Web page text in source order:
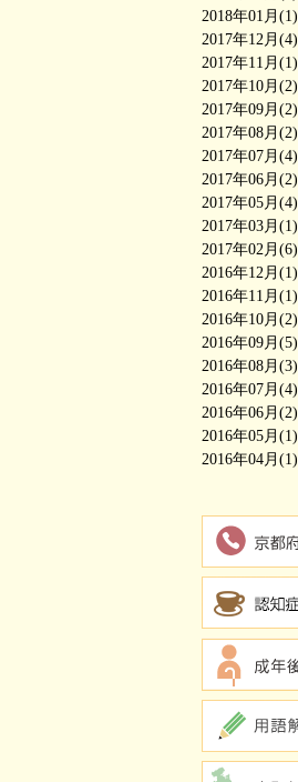
2018年01月(1)
2017年12月(4)
2017年11月(1)
2017年10月(2)
2017年09月(2)
2017年08月(2)
2017年07月(4)
2017年06月(2)
2017年05月(4)
2017年03月(1)
2017年02月(6)
2016年12月(1)
2016年11月(1)
2016年10月(2)
2016年09月(5)
2016年08月(3)
2016年07月(4)
2016年06月(2)
2016年05月(1)
2016年04月(1)